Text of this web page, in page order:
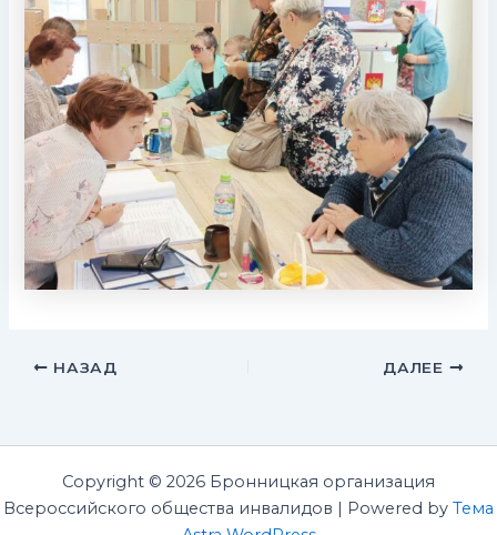
НАЗАД ДАЛЕЕ
Copyright © 2026 Бронницкая организация
Всероссийского общества инвалидов | Powered by Тема